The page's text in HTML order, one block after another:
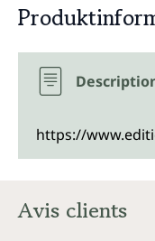
https://
Avis clients